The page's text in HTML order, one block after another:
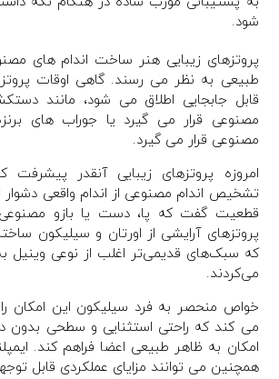
شود.
پروتزهای زیبایی هنر ساخت اندام های
طبیعی به نظر می رسند. گاهی اوقات
قابل جابجایی اطلاق می شود، مانند
مصنوعی قرار می گیرد یا جوراب های
مصنوعی قرار می گیرد.
امروزه پروتزهای زیبایی آنقدر پیشرفت
تشخیص اندام مصنوعی از اندام واقعی
قطعیت گفت که پا، دست یا بازو
پروتزهای آرایشی از اورتان و سیلیکون
می‌کردند.
خواص منحصر به فرد سیلیکون این امکان را
می کند که راحتی استثنایی و سطحی بدون
امکان به ظاهر طبیعی اعضا فراهم کند.
همچنین می توانند مزایای عملکردی قابل